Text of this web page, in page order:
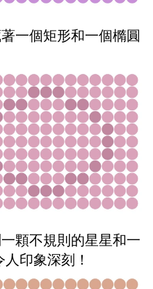
一個矩形和一個橢圓
顆不規則的星星和一
印象深刻！